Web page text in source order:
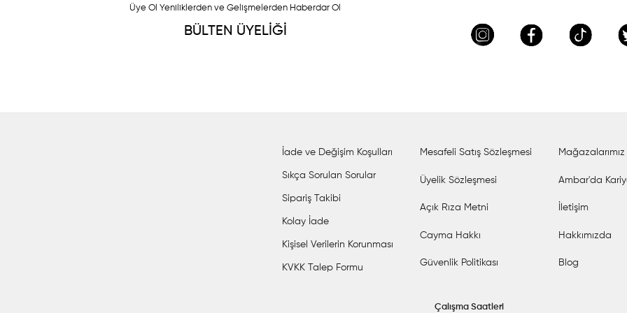
Üye Ol Yeniliklerden ve Gelişmelerden Haberdar Ol
BÜLTEN ÜYELİĞİ
İade ve Değişim Koşulları
Sıkça Sorulan Sorular
Sipariş Takibi
Kolay İade
Kişisel Verilerin Korunması
KVKK Talep Formu
Mesafeli Satış Sözleşmesi
Üyelik Sözleşmesi
Açık Rıza Metni
Cayma Hakkı
Güvenlik Politikası
Mağazalarımız
Ambar'da
İletişim
Hakkımızda
Blog
Çalışma Saatleri